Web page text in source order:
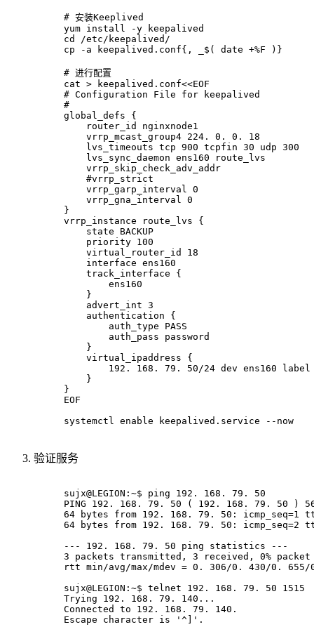
# 安装Keeplived
yum install -y keepalived
cd
/etc/keepalived/
cp -a keepalived.conf{, _$( date +%F )}
# 进行配置
cat > keepalived.conf<<EOF
# Configuration File for keepalived
#
global_defs {
    router_id nginxnode1
    vrrp_mcast_group4 224. 0. 0. 18
    lvs_timeouts tcp 900 tcpfin 30 udp 300
    lvs_sync_daemon ens160 route_lvs
    vrrp_skip_check_adv_addr
    #vrrp_strict
    vrrp_garp_interval 0
    vrrp_gna_interval 0
}
vrrp_instance route_lvs {
    state BACKUP
    priority 100
    virtual_router_id 18
    interface ens160
    track_interface {
        ens160
    }
    advert_int 3
    authentication {
        auth_type PASS
        auth_pass password
    }
    virtual_ipaddress {
192. 168. 79. 50/24 dev ens160 label
    }
}
EOF
systemctl enable keepalived.service --now
验证服务
sujx@LEGION:~$ ping 192. 168. 79. 50
PING 192. 168. 79. 50 ( 192. 168. 79. 50 )
64 bytes from 192. 168. 79. 50: icmp_seq=1
64 bytes from 192. 168. 79. 50: icmp_seq=2
--- 192. 168. 79. 50 ping statistics ---
3 packets transmitted, 3 received, 0% packet
rtt min/avg/max/mdev = 0. 306/0. 430/0. 655/
sujx@LEGION:~$ telnet 192. 168. 79. 50 1515
Trying 192. 168. 79. 140...
Connected to 192. 168. 79. 140.
Escape character is '^]'.